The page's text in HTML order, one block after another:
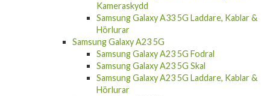
Kameraskydd
Samsung Galaxy A33 5G Laddare, Kablar &
Hörlurar
Samsung Galaxy A23 5G
Samsung Galaxy A23 5G Fodral
Samsung Galaxy A23 5G Skal
Samsung Galaxy A23 5G Laddare, Kablar &
Hörlurar